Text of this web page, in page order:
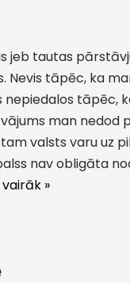
jeb tautas
Nevis tāpēc, ka
nepiedalos tāpēc,
man nedod
valsts varu uz
nav obligāta
»